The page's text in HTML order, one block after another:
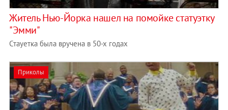
Житель Нью-Йорка нашел на помойке статуэтку
"Эмми"
Стауетка была вручена в 50-х годах
Приколы